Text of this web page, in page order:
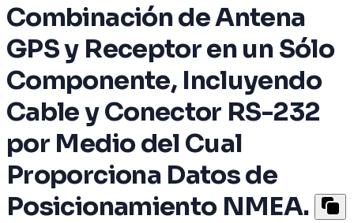
Combinación de Antena
GPS y Receptor en un Sólo
Componente, Incluyendo
Cable y Conector RS-232
por Medio del Cual
Proporciona Datos de
Posicionamiento NMEA.